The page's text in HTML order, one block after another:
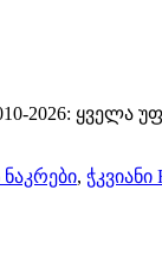
2026: ყველა
,